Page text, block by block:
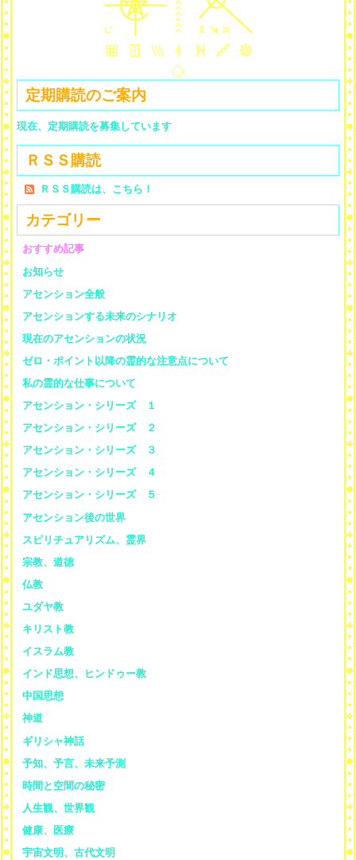
定期購読のご案内
現在、定期購読を募集しています
ＲＳＳ購読
ＲＳＳ購読は、こちら！
カテゴリー
おすすめ記事
お知らせ
アセンション全般
アセンションする未来のシナリオ
現在のアセンションの状況
ゼロ・ポイント以降の霊的な注意点について
私の霊的な仕事について
アセンション・シリーズ １
アセンション・シリーズ ２
アセンション・シリーズ ３
アセンション・シリーズ ４
アセンション・シリーズ ５
アセンション後の世界
スピリチュアリズム、霊界
宗教、道徳
仏教
ユダヤ教
キリスト教
イスラム教
インド思想、ヒンドゥー教
中国思想
神道
ギリシャ神話
予知、予言、未来予測
時間と空間の秘密
人生観、世界観
健康、医療
宇宙文明、古代文明